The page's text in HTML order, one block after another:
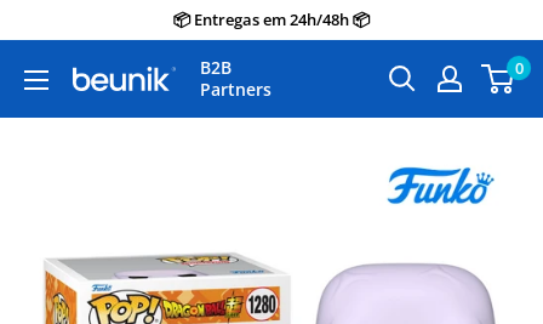
conteúdo
📦 Entregas em 24h/48h 📦
Beunik
B2B
Partners
0